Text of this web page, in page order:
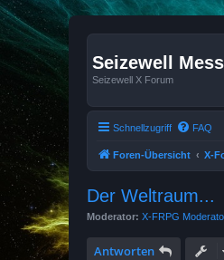
Seizewell
Seizewell X Forum
Schnellzugriff FAQ
Foren-Übersicht X-
Der Weltraum...
Moderator: X-FRPG
Antworten